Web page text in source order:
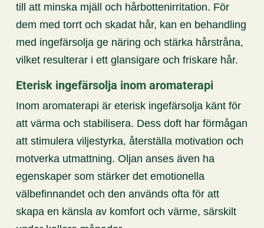
till att minska mjäll och hårbottenirritation. För
dem med torrt och skadat hår, kan en behandling
med ingefärsolja ge näring och stärka hårstråna,
vilket resulterar i ett glansigare och friskare hår.
Eterisk ingefärsolja inom aromaterapi
Inom aromaterapi är eterisk ingefärsolja känt för
att värma och stabilisera. Dess doft har förmågan
att stimulera viljestyrka, återställa motivation och
motverka utmattning. Oljan anses även ha
egenskaper som stärker det emotionella
välbefinnandet och den används ofta för att
skapa en känsla av komfort och värme, särskilt